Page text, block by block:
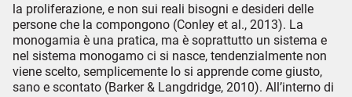
la proliferazione, e non sui reali bisogni e desideri delle
persone che la compongono (Conley et al., 2013). La
monogamia è una pratica, ma è soprattutto un sistema e
nel sistema monogamo ci si nasce, tendenzialmente non
viene scelto, semplicemente lo si apprende come giusto,
sano e scontato (Barker & Langdridge, 2010). All’interno di